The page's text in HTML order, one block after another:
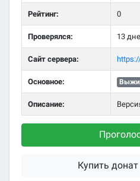
Рейтинг: 0
Проверялся: 13
Сайт сервера:
Основное:
Описание:
Купить